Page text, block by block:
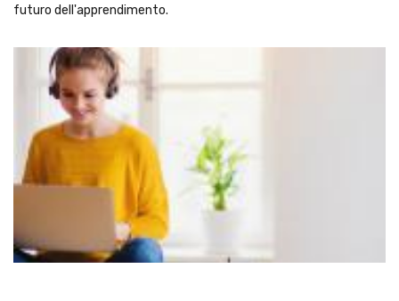
futuro dell'apprendimento.